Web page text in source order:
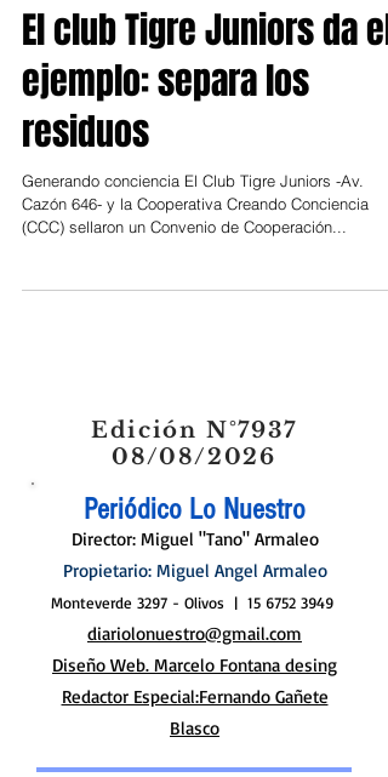
El club Tigre Juniors da el
ejemplo: separa los
residuos
Generando conciencia El Club Tigre Juniors -Av.
Cazón 646- y la Cooperativa Creando Conciencia
(CCC) sellaron un Convenio de Cooperación...
Edición N°7937
08/08/2026
Periódico Lo Nuestro
Director: Miguel "Tano" Armaleo
Propietario: Miguel Angel Armaleo
Monteverde 3297 - Olivos | 15 6752 3949
diariolonuestro@gmail.com
Diseño Web. Marcelo Fontana desing
Redactor Especial:Fernando Gañete
Blasco